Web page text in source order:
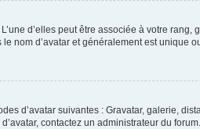
d’elles peut être associée à votre
nom d’avatar et généralement est unique
d’avatar suivantes : Gravatar, galerie,
contactez un administrateur du forum.